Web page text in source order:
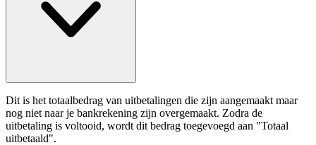
Dit is het totaalbedrag van uitbetalingen die zijn aangemaakt maar
nog niet naar je bankrekening zijn overgemaakt. Zodra de
uitbetaling is voltooid, wordt dit bedrag toegevoegd aan "Totaal
uitbetaald".